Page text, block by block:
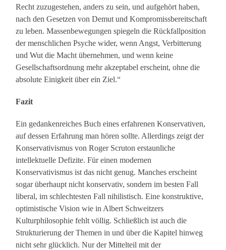
Recht zuzugestehen, anders zu sein, und aufgehört haben,
nach den Gesetzen von Demut und Kompromissbereitschaft
zu leben. Massenbewegungen spiegeln die Rückfallposition
der menschlichen Psyche wider, wenn Angst, Verbitterung
und Wut die Macht übernehmen, und wenn keine
Gesellschaftsordnung mehr akzeptabel erscheint, ohne die
absolute Einigkeit über ein Ziel.“
Fazit
Ein gedankenreiches Buch eines erfahrenen Konservativen,
auf dessen Erfahrung man hören sollte. Allerdings zeigt der
Konservativismus von Roger Scruton erstaunliche
intellektuelle Defizite. Für einen modernen
Konservativismus ist das nicht genug. Manches erscheint
sogar überhaupt nicht konservativ, sondern im besten Fall
liberal, im schlechtesten Fall nihilistisch. Eine konstruktive,
optimistische Vision wie in Albert Schweitzers
Kulturphilosophie fehlt völlig. Schließlich ist auch die
Strukturierung der Themen in und über die Kapitel hinweg
nicht sehr glücklich. Nur der Mittelteil mit der